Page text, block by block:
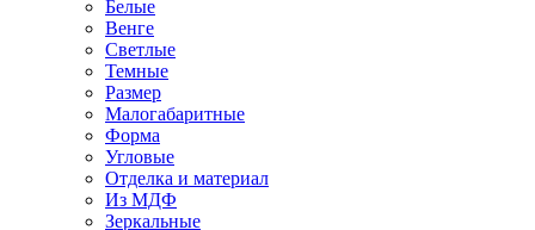
Белые
Венге
Светлые
Темные
Размер
Малогабаритные
Форма
Угловые
Отделка и материал
Из МДФ
Зеркальные